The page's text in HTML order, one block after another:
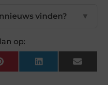
vinden? ▼
op:
PinterestLinkedIn Email